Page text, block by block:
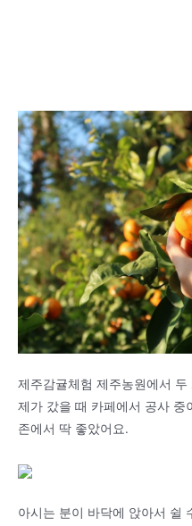
제주감귤체험 제주농원에서
제가 갔을 때 카페에서 공사 중
존에서 딱 좋았어요.
아시는 분이 바닥에 앉아서 쉴